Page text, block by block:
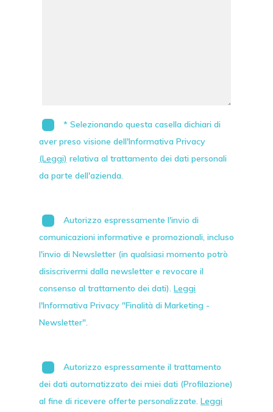
* Selezionando questa casella dichiari di
aver preso visione dell'Informativa Privacy
(Leggi) relativa al trattamento dei dati personali
da parte dell'azienda.
Autorizzo espressamente l'invio di
comunicazioni informative e promozionali, incluso
l'invio di Newsletter (in qualsiasi momento potrò
disiscrivermi dalla newsletter e revocare il
consenso al trattamento dei dati). Leggi
l'Informativa Privacy "Finalità di Marketing -
Newsletter".
Autorizzo espressamente il trattamento
dei dati automatizzato dei miei dati (Profilazione)
al fine di ricevere offerte personalizzate. Leggi